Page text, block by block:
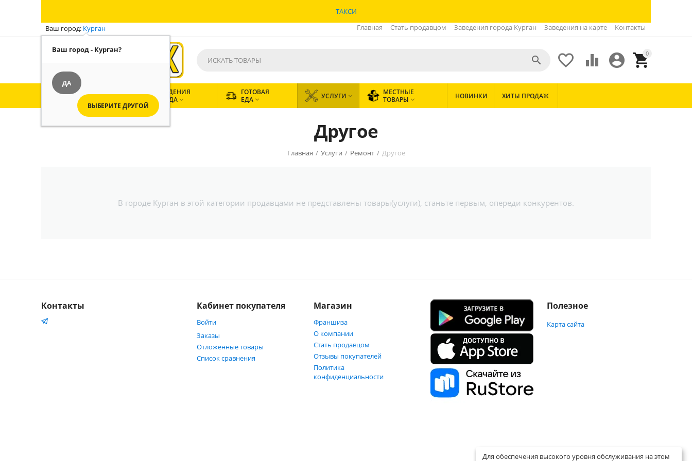
ТАКСИ
Ваш город: Курган
Ваш город - Курган?
ДА
ВЫБЕРИТЕ ДРУГОЙ
Главная Стать продавцом Заведения города Курган Заведения на карте Контакты
0


 

ВСЕ
КАТЕГОРИИ
ЗАВЕДЕНИЯ
ГОРОДА 
ГОТОВАЯ
ЕДА  УСЛУГИ 
МЕСТНЫЕ
ТОВАРЫ  НОВИНКИ ХИТЫ ПРОДАЖ
Другое
Главная / Услуги / Ремонт / Другое
В городе Курган в этой категории продавцами не представлены товары(услуги), станьте первым, опереди конкурентов.
Контакты Кабинет покупателя
Войти
Заказы
Отложенные товары
Список сравнения
Магазин
Франшиза
О компании
Стать продавцом
Отзывы покупателей
Политика
конфиденциальности
Полезное
Карта сайта
Для обеспечения высокого уровня обслуживания на этом